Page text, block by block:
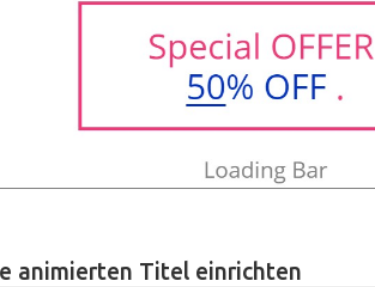
animierten Titel einrichten